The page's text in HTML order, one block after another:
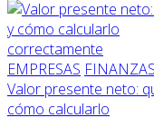
EMPRESAS FINANZAS
Valor presente neto:
cómo calcularlo